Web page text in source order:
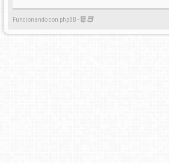
Funcionando con phpBB -